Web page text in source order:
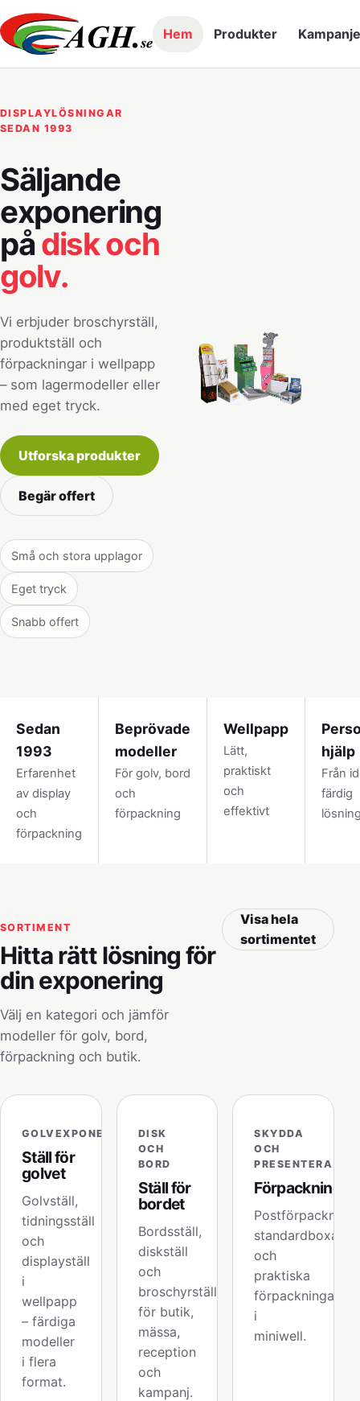
Hem Produkter
DISPLAYLÖSNINGAR
SEDAN 1993
Säljande
exponering
pådisk och
golv.
Vi erbjuder broschyrställ,
produktställ och
förpackningar i wellpapp
– som lagermodeller eller
med eget tryck.
Utforska produkter
Begär offert
Små och stora upplagor
Eget tryck
Snabb offert
Sedan
1993
Erfarenhet
av display
och
förpackning
Beprövade
modeller
För golv, bord
och
förpackning
Wellpapp
Lätt,
praktiskt
och
effektivt
hjälp
Från
färdig
SORTIMENT
Hitta rätt lösning för
din exponering
Välj en kategori och jämför
modeller för golv, bord,
förpackning och butik.
Visa hela
sortimentet
GOLVEXPONERING
Ställ för
golvet
Golvställ,
tidningsställ
och
displayställ
i
wellpapp
– färdiga
modeller
i flera
format.
DISK
OCH
BORD
Ställ för
bordet
Bordsställ,
diskställ
och
broschyrställ
för butik,
mässa,
reception
och
kampanj.
SKYDDA
OCH
PRESENTERA
Förpackningar
standardboxar
och
praktiska
förpackningar
i
miniwell.